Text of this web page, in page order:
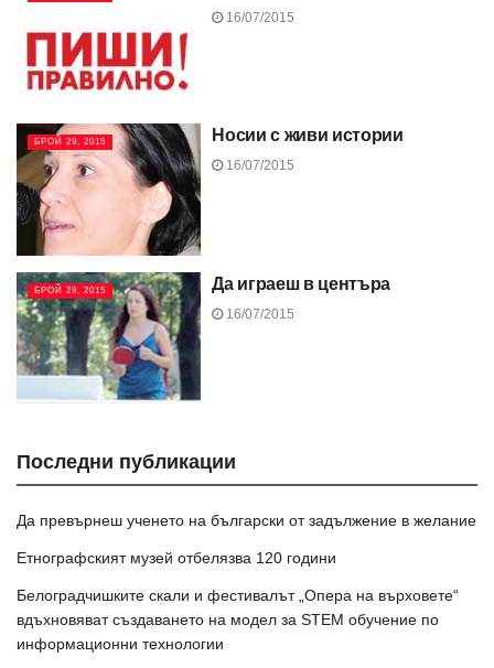
16/07/2015
БРОЙ 29, 2015 Носии с живи истории
16/07/2015
БРОЙ 29, 2015 Да играеш в центъра
16/07/2015
Последни публикации
Да превърнеш ученето на български от задължение в желание
Етнографският музей отбелязва 120 години
Белоградчишките скали и фестивалът „Опера на върховете“
вдъхновяват създаването на модел за STEM обучение по
информационни технологии